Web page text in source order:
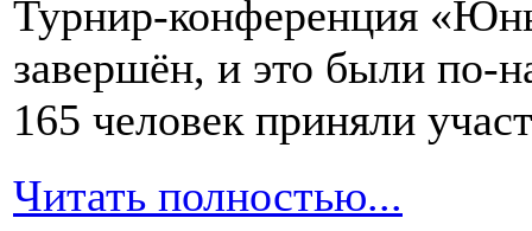
Турнир-конференция
завершён, и это были по-
165 человек приняли
Читать полностью...